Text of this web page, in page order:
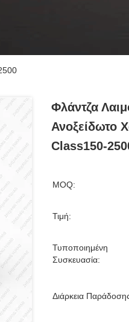
Φλάντζα
Ανοξείδωτο
Class150-
MOQ:
Τιμή:
Τυποποιημένη
Συσκευασία:
Διάρκεια